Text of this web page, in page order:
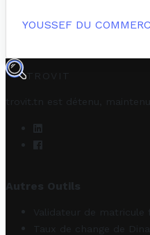
YOUSSEF DU
TROVIT
trovit.tn est détenu,
Autres Outils
Validateur de matricule
Taux de change de